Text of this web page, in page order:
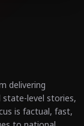
delivering
state-level stories,
is factual, fast,